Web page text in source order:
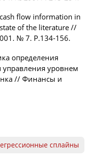
flow information in
of the literature //
№ 7. P.134-156.
определения
управления уровнем
// Финансы и
сплайны